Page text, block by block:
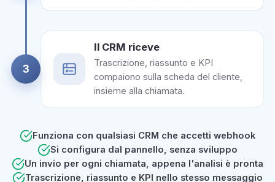
3
Il CRM riceve
Trascrizione, riassunto e KPI
compaiono sulla scheda del cliente,
insieme alla chiamata.
Funziona con qualsiasi CRM che accetti webhook
Si configura dal pannello, senza sviluppo
Un invio per ogni chiamata, appena l'analisi è pronta
Trascrizione, riassunto e KPI nello stesso messaggio